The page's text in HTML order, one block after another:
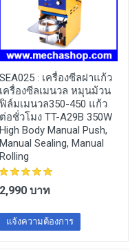
SEA025 : เครื่องซีลฝาแก้ว
เครื่องซีลเมนวล หมุนม้วน
ฟิล์มเมนวล350-450 แก้ว
ต่อชั่วโมง TT-A29B 350W
High Body Manual Push,
Manual Sealing, Manual
Rolling
2,990 บาท
แจ้งความต้องการ